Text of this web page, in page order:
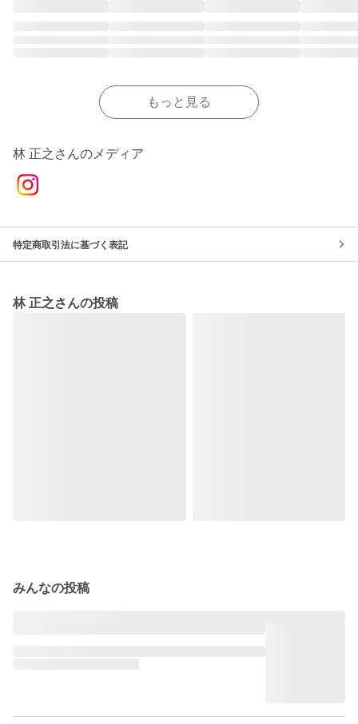
もっと見る
林 正之さんのメディア
特定商取引法に基づく表記
林 正之さんの投稿
みんなの投稿